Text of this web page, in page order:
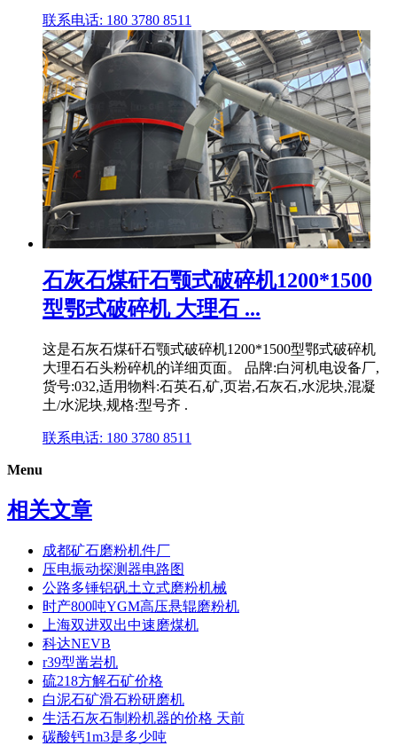
联系电话: 180 3780 8511
石灰石煤矸石颚式破碎机1200*1500
型鄂式破碎机 大理石 ...
这是石灰石煤矸石颚式破碎机1200*1500型鄂式破碎机
大理石石头粉碎机的详细页面。 品牌:白河机电设备厂,
货号:032,适用物料:石英石,矿,页岩,石灰石,水泥块,混凝
土/水泥块,规格:型号齐 .
联系电话: 180 3780 8511
Menu
相关文章
成都矿石磨粉机件厂
压电振动探测器电路图
公路多锤铝矾土立式磨粉机械
时产800吨YGM高压悬辊磨粉机
上海双进双出中速磨煤机
科达NEVB
r39型凿岩机
硫218方解石矿价格
白泥石矿滑石粉研磨机
生活石灰石制粉机器的价格 天前
碳酸钙1m3是多少吨